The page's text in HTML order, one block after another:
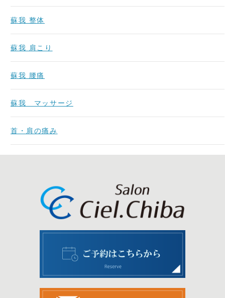
蘇我 整体
蘇我 肩こり
蘇我 腰痛
蘇我 マッサージ
首・肩の痛み